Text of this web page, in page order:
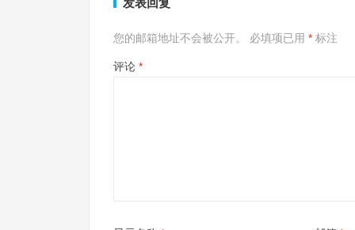
发表回复
您的邮箱地址不会被公开。 必填项已用 * 标注
评论 *